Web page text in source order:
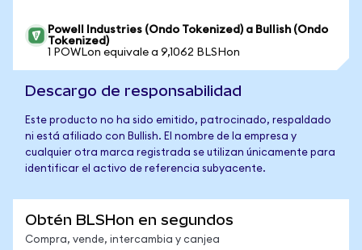
Powell Industries (Ondo Tokenized) a Bullish (Ondo
Tokenized)
1 POWLon equivale a 9,1062 BLSHon
Descargo de responsabilidad
Este producto no ha sido emitido, patrocinado, respaldado
ni está afiliado con Bullish. El nombre de la empresa y
cualquier otra marca registrada se utilizan únicamente para
identificar el activo de referencia subyacente.
Obtén BLSHon en segundos
Compra, vende, intercambia y canjea